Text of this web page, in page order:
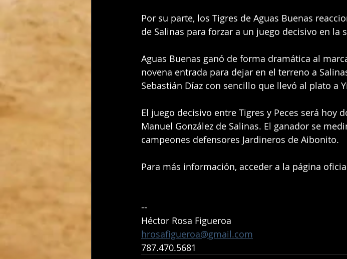
Por su parte, los Tigres de Aguas Buenas
de Salinas para forzar a un juego decisivo en la
Aguas Buenas ganó de forma dramática al
novena entrada para dejar en el terreno a
Sebastián Díaz con sencillo que llevó al plato a
El juego decisivo entre Tigres y Peces será hoy
Manuel González de Salinas. El ganador se
campeones defensores Jardineros de Aibonito.
Para más información, acceder a la página
--
Héctor Rosa Figueroa
hrosafigueroa@gmail.com
787.470.5681